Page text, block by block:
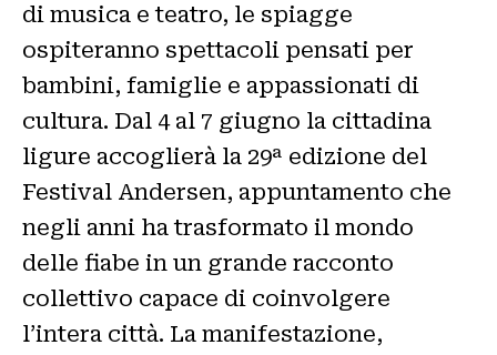
di musica e teatro, le spiagge
ospiteranno spettacoli pensati per
bambini, famiglie e appassionati di
cultura. Dal 4 al 7 giugno la cittadina
ligure accoglierà la 29ª edizione del
Festival Andersen, appuntamento che
negli anni ha trasformato il mondo
delle fiabe in un grande racconto
collettivo capace di coinvolgere
l’intera città. La manifestazione,